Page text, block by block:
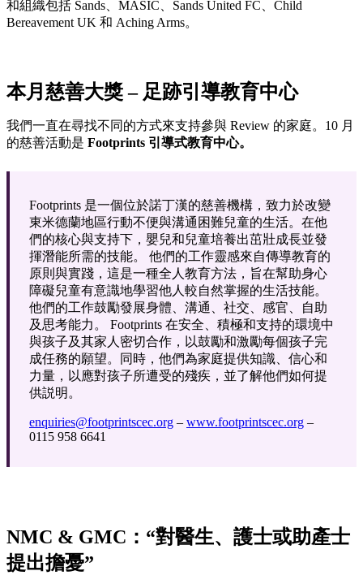
和組織包括 Sands、MASIC、Sands United FC、Child
Bereavement UK 和 Aching Arms。
本月慈善大獎 – 足跡引導教育中心
我們一直在尋找不同的方式來支持參與 Review 的家庭。10 月
的慈善活動是 Footprints 引導式教育中心。
Footprints 是一個位於諾丁漢的慈善機構，致力於改變
東米德蘭地區行動不便與溝通困難兒童的生活。在他
們的核心與支持下，嬰兒和兒童培養出茁壯成長並發
揮潛能所需的技能。 他們的工作靈感來自傳導教育的
原則與實踐，這是一種全人教育方法，旨在幫助身心
障礙兒童有意識地學習他人較自然掌握的生活技能。
他們的工作鼓勵發展身體、溝通、社交、感官、自助
及思考能力。 Footprints 在安全、積極和支持的環境中
與孩子及其家人密切合作，以鼓勵和激勵每個孩子完
成任務的願望。同時，他們為家庭提供知識、信心和
力量，以應對孩子所遭受的殘疾，並了解他們如何提
供説明。
enquiries@footprintscec.org – www.footprintscec.org –
0115 958 6641
NMC & GMC：“對醫生、護士或助產士
提出擔憂”